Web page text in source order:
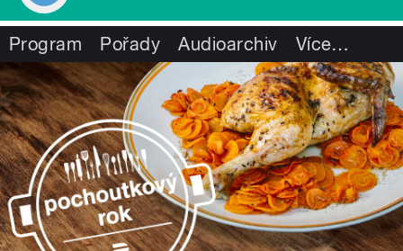
Program Pořady Audioarchiv Více…